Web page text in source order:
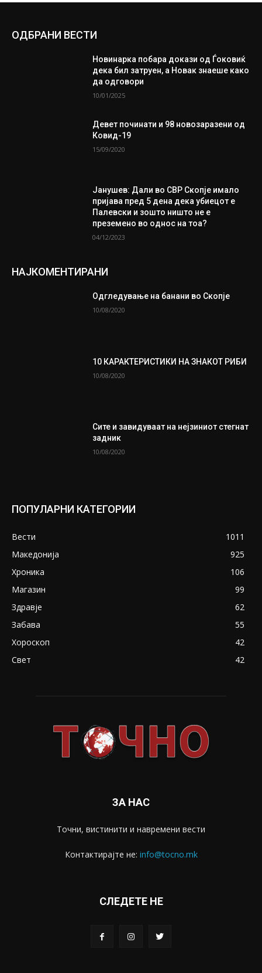
ОДБРАНИ ВЕСТИ
Новинарка побара докази од Ѓоковиќ
дека бил затруен, а Новак знаеше како
да одговори
10/01/2025
Девет починати и 98 новозаразени од
Ковид-19
15/09/2020
Јанушев: Дали во СВР Скопје имало
пријава пред 5 дена дека убиецот е
Палевски и зошто ништо не е
преземено во однос на тоа?
04/12/2023
НАЈКОМЕНТИРАНИ
Одгледување на банани во Скопје
10/08/2020
10 КАРАКТЕРИСТИКИ НА ЗНАКОТ РИБИ
10/08/2020
Сите и завидуваат на нејзиниот стегнат
задник
10/08/2020
ПОПУЛАРНИ КАТЕГОРИИ
Вести
1011
Македонија
925
Хроника
106
Магазин
99
Здравје
62
Забава
55
Хороскоп
42
Свет
42
ЗА НАС
Точни, вистинити и навремени вести
Контактирајте не: info@tocno.mk
СЛЕДЕТЕ НЕ